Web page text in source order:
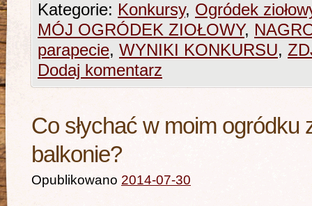
Kategorie: Konkursy, Ogródek
MÓJ OGRÓDEK ZIOŁOWY,
parapecie, WYNIKI KONKURSU,
Dodaj komentarz
Co słychać w moim ogródku
balkonie?
Opublikowano 2014-07-30